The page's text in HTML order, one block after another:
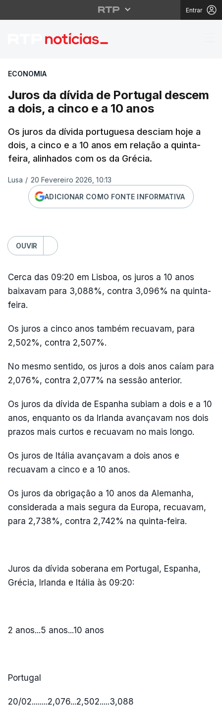
Entrar
Juros da dívida de
ECONOMIA
Juros da dívida de Portugal descem
a dois, a cinco e a 10 anos
Os juros da dívida portuguesa desciam hoje a
dois, a cinco e a 10 anos em relação a quinta-
feira, alinhados com os da Grécia.
Lusa / 20 Fevereiro 2026, 10:13
ADICIONAR COMO FONTE INFORMATIVA
OUVIR
Cerca das 09:20 em Lisboa, os juros a 10 anos
baixavam para 3,088%, contra 3,096% na quinta-
feira.
Os juros a cinco anos também recuavam, para
2,502%, contra 2,507%.
No mesmo sentido, os juros a dois anos caíam para
2,076%, contra 2,077% na sessão anterior.
Os juros da dívida de Espanha subiam a dois e a 10
anos, enquanto os da Irlanda avançavam nos dois
prazos mais curtos e recuavam no mais longo.
Os juros de Itália avançavam a dois anos e
recuavam a cinco e a 10 anos.
Os juros da obrigação a 10 anos da Alemanha,
considerada a mais segura da Europa, recuavam,
para 2,738%, contra 2,742% na quinta-feira.
Juros da dívida soberana em Portugal, Espanha,
Grécia, Irlanda e Itália às 09:20:
2 anos...5 anos...10 anos
Portugal
20/02........2,076...2,502.....3,088